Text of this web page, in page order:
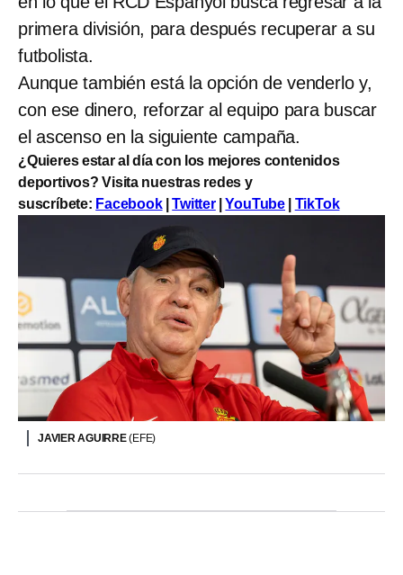
primera división, para después recuperar a su
futbolista.
Aunque también está la opción de venderlo y,
con ese dinero, reforzar al equipo para buscar
el ascenso en la siguiente campaña.
¿Quieres estar al día con los mejores contenidos
deportivos? Visita nuestras redes y
suscríbete: Facebook|Twitter|YouTube TikTok
JAVIER AGUIRRE(EFE)